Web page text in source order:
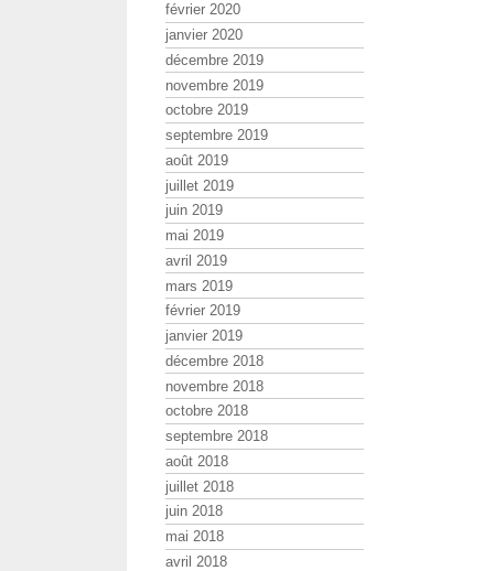
février 2020
janvier 2020
décembre 2019
novembre 2019
octobre 2019
septembre 2019
août 2019
juillet 2019
juin 2019
mai 2019
avril 2019
mars 2019
février 2019
janvier 2019
décembre 2018
novembre 2018
octobre 2018
septembre 2018
août 2018
juillet 2018
juin 2018
mai 2018
avril 2018